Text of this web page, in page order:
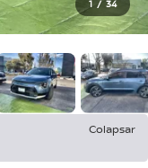
1 / 34
Colapsar